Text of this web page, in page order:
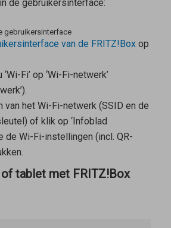
de gebruikersinterface:
gebruikersinterface
van de FRITZ!Boxop
Fi’ op ‘Wi-Fi-netwerk’
van het Wi-Fi-netwerk (SSID en de
of klik op ‘Infoblad
de Wi-Fi-instellingen (incl. QR-
tablet met FRITZ!Box